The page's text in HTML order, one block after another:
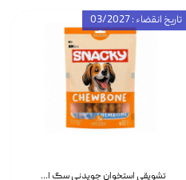
تشویقی استخوان جویدنی سگ اسنکی کرانچی با طعم مرغ Snacky Crunchy Munchy وزن 100 گرم
تاریخ انقضاء : 03/2027